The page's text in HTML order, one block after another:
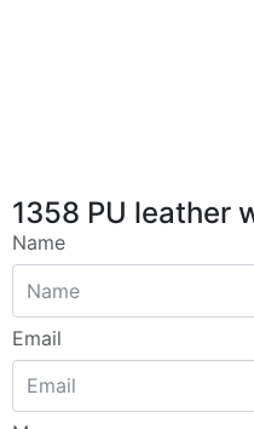
1358 PU leather
Name
Email